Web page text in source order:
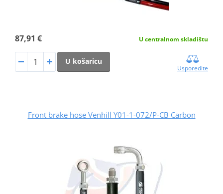
87,91 € U centralnom skladištu
U košaricu
Usporedite
Front brake hose Venhill Y01-1-072/P-CB Carbon